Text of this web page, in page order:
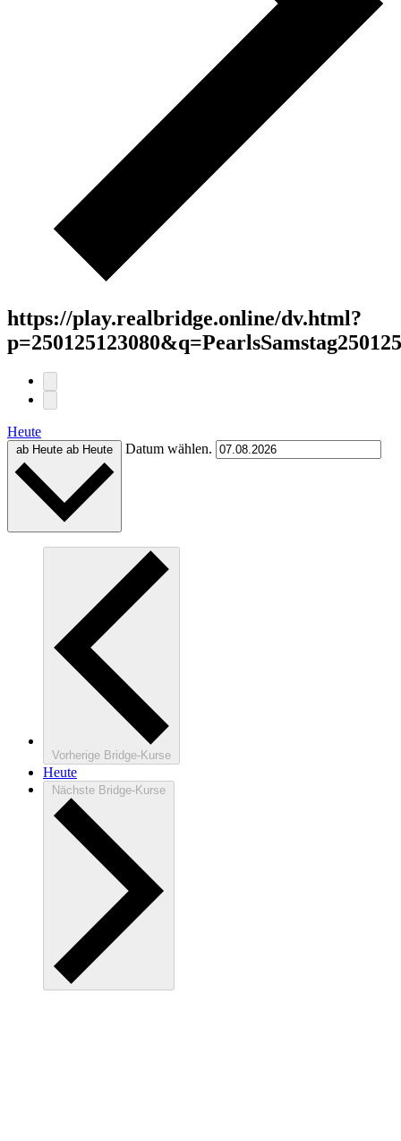
https://play.realbridge.online/dv.html?
Heute
ab Heute ab Heute Datum wählen.
Vorherige Bridge-Kurse
Heute
Nächste Bridge-Kurse